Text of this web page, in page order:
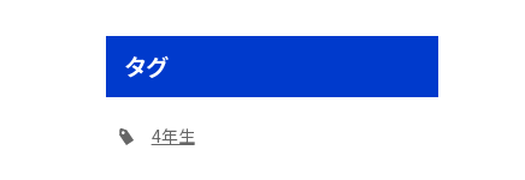
タグ
4年生